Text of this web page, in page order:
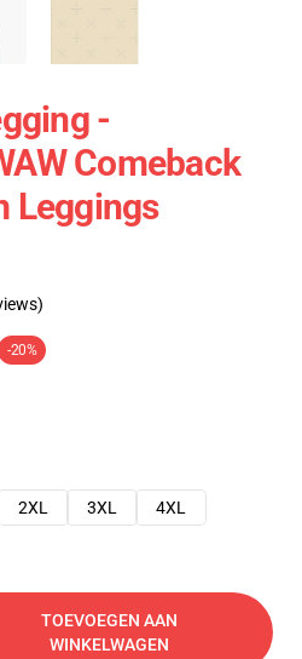
-
Comeback
Leggings
-20%
2XL 3XL 4XL
TOEVOEGEN AAN
WINKELWAGEN